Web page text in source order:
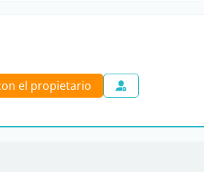
el propietario